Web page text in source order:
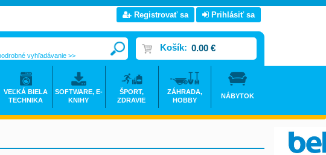
Registrovať sa Prihlásiť sa
Košík: 0.00 €
vyhľadávanie >>
VEĽKÁ BIELA
TECHNIKA
SOFTWARE, E-
KNIHY
ŠPORT,
ZDRAVIE
ZÁHRADA,
HOBBY
NÁBYTOK